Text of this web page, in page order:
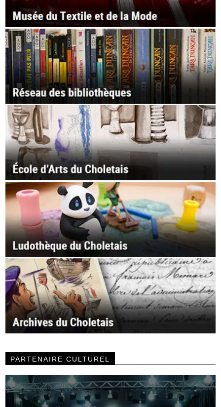
PARTENAIRE CULTUREL